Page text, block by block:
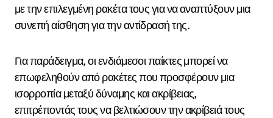
με την επιλεγμένη ρακέτα τους για να αναπτύξουν μια
συνεπή αίσθηση για την αντίδρασή της.
Για παράδειγμα, οι ενδιάμεσοι παίκτες μπορεί να
επωφεληθούν από ρακέτες που προσφέρουν μια
ισορροπία μεταξύ δύναμης και ακρίβειας,
επιτρέποντάς τους να βελτιώσουν την ακρίβειά τους